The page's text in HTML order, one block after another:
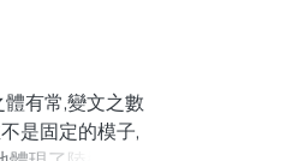
有常,變文之數
是固定的模子,